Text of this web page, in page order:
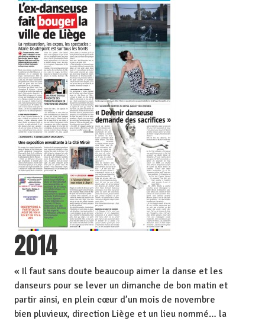
2014
« Il faut sans doute beaucoup aimer la danse et les
danseurs pour se lever un dimanche de bon matin et
partir ainsi, en plein cœur d’un mois de novembre
bien pluvieux, direction Liège et un lieu nommé… la